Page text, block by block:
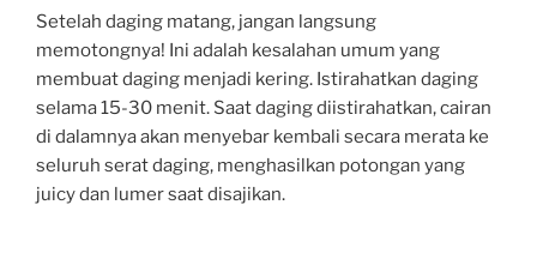
Setelah daging matang, jangan langsung
memotongnya! Ini adalah kesalahan umum yang
membuat daging menjadi kering. Istirahatkan daging
selama 15-30 menit. Saat daging diistirahatkan, cairan
di dalamnya akan menyebar kembali secara merata ke
seluruh serat daging, menghasilkan potongan yang
juicy dan lumer saat disajikan.